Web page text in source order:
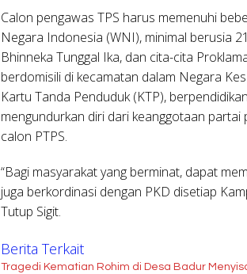
Calon pengawas TPS harus memenuhi
Negara Indonesia (WNI), minimal berusia
Bhinneka Tunggal Ika, dan cita-cita
berdomisili di kecamatan dalam Negara
Kartu Tanda Penduduk (KTP),
mengundurkan diri dari keanggotaan
calon PTPS.
“Bagi masyarakat yang berminat, dapat
juga berkordinasi dengan PKD disetiap
Tutup Sigit.
Berita Terkait
Tragedi Kematian Rohim di Desa Badur